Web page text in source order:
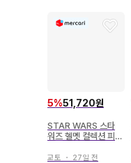
5%51,720원
STAR WARS 스타
워즈 헬멧 컬렉션 피규
교토 ・ 27일 전